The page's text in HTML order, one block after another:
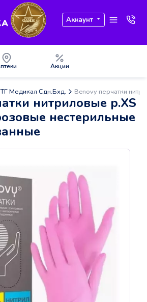
Аккаунт
Акции
ТГ Медикал Сдн.Бхд. Benovy перчатки
нитриловые р.XS
нестерильные